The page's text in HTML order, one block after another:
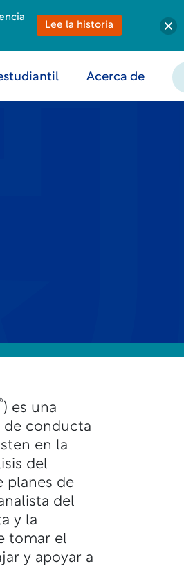
Acerca de
) es una
de conducta
en la
del
planes de
del
y la
tomar el
y apoyar a
Lee la historia